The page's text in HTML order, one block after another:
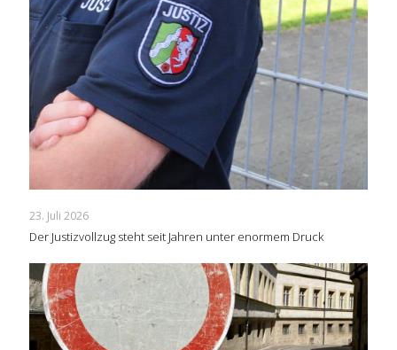
23. Juli 2026
Der Justizvollzug steht seit Jahren unter enormem Druck